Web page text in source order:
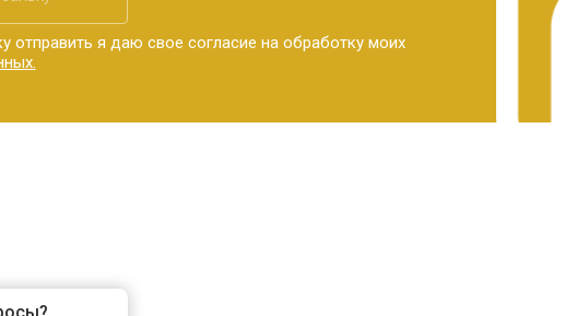
отправить я даю свое согласие на обработку моих